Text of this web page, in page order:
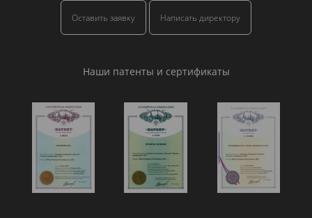
Оставить заявку Написать директору
Наши патенты и сертификаты